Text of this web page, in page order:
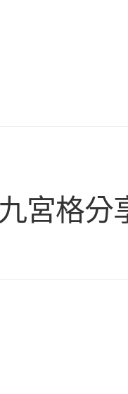
宮格分